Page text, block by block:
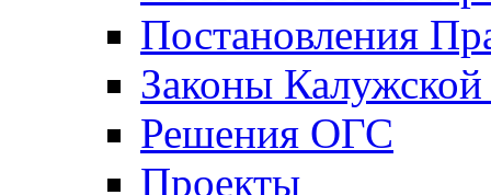
Постановления
Законы Калужской
Решения ОГС
Проекты